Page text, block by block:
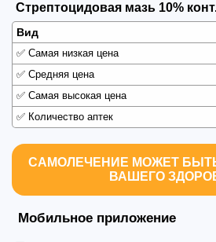
Стрептоцидовая мазь 10%
Вид
✅ Самая низкая цена
✅ Средняя цена
✅ Самая высокая цена
✅ Количество аптек
САМОЛЕЧЕНИЕ МОЖЕТ
ВАШЕГО
Мобильное приложение